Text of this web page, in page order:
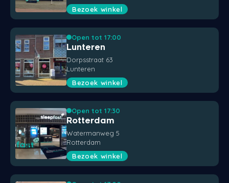
Bezoek winkel
Open tot 17:00
Lunteren
Dorpsstraat 63
Lunteren
Bezoek winkel
Open tot 17:30
Rotterdam
Watermanweg 5
Rotterdam
Bezoek winkel